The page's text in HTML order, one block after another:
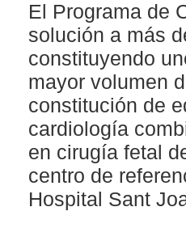
El Programa de
solución a más
constituyendo
mayor volumen
constitución de
cardiología
en cirugía fetal
centro de
Hospital Sant